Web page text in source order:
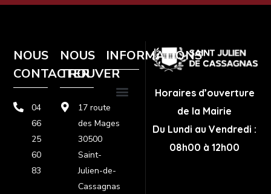
NOUS
CONTACTER
04
66
25
60
83
NOUS
TROUVER
17 route
des Mages
30500
Saint-
Julien-de-
Cassagnas
INFORMATIONS
Horaires d’ouverture
de la Mairie
Du Lundi au Vendredi :
08h00 à 12h00